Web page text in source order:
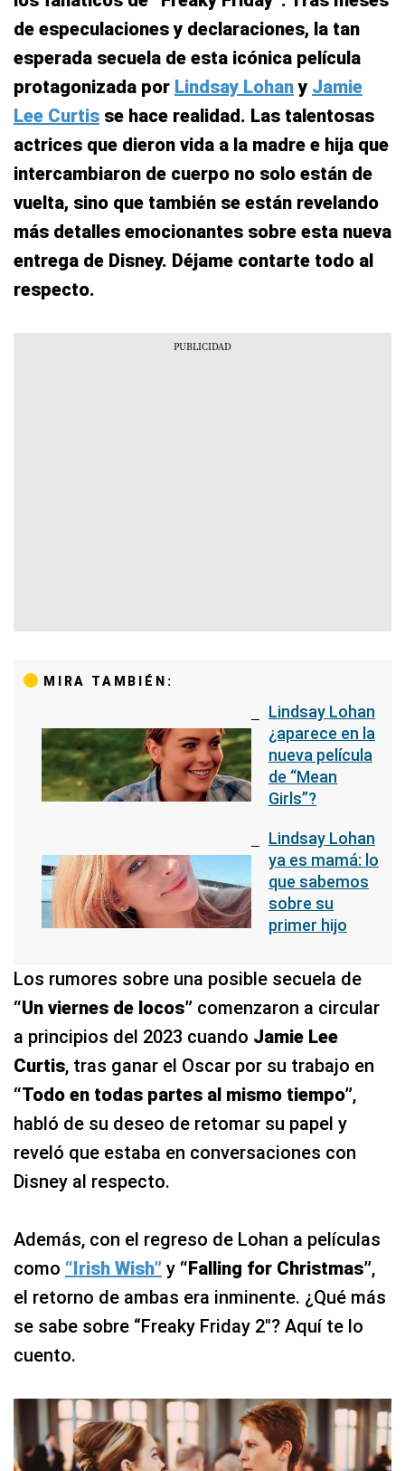
de especulaciones y declaraciones, la tan
esperada secuela de esta icónica película
protagonizada por Lindsay Lohany Jamie
Lee Curtis se hace realidad. Las talentosas
actrices que dieron vida a la madre e hija que
intercambiaron de cuerpo no solo están de
vuelta, sino que también se están revelando
más detalles emocionantes sobre esta nueva
entrega de Disney. Déjame contarte todo al
respecto.
MIRA TAMBIÉN:
Lindsay Lohan
¿aparece en la
nueva película
de “Mean
Girls”?
Lindsay Lohan
ya es mamá: lo
que sabemos
sobre su
primer hijo
Los rumores sobre una posible secuela de
“Un viernes de locos” comenzaron a circular
a principios del 2023 cuando Jamie Lee
Curtis, tras ganar el Oscar por su trabajo en
“Todo en todas partes al mismo tiempo”,
habló de su deseo de retomar su papel y
reveló que estaba en conversaciones con
Disney al respecto.
Además, con el regreso de Lohan a películas
como “Irish Wish” y “Falling for Christmas”,
el retorno de ambas era inminente. ¿Qué más
se sabe sobre “Freaky Friday 2″? Aquí te lo
cuento.